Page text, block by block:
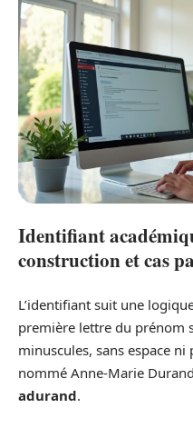
Identifiant
construction et cas
L’identifiant suit une
première lettre du prénom
minuscules, sans espace
nommé Anne-Marie
adurand.